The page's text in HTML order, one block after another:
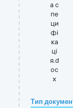
а с
пе
ци
фі
ка
ці
я.d
oc
x
Тип